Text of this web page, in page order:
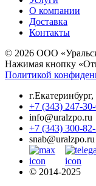
О компании
Доставка
Контакты
© 2026 ООО
Нажимая кнопку
Политикой
г.Екатеринбург,
+7 (343) 247-30-
info@uralzpo.ru
+7 (343) 300-
snab@uralzpo.ru
© 2014-2025